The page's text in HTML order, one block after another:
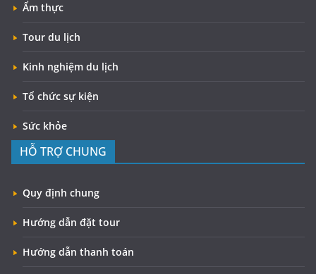
Ẩm thực
Tour du lịch
Kinh nghiệm du lịch
Tổ chức sự kiện
Sức khỏe
HỖ TRỢ CHUNG
Quy định chung
Hướng dẫn đặt tour
Hướng dẫn thanh toán